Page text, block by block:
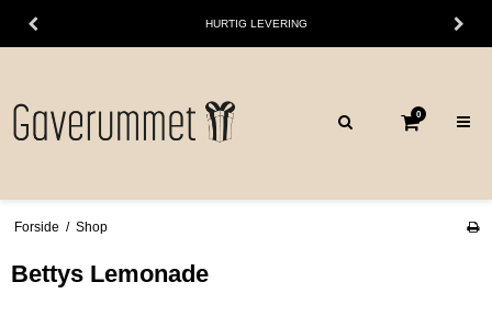
HURTIG LEVERING
0
Forside / Shop
Bettys Lemonade